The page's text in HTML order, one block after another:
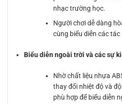
nhạc trường học.
Người chơi dễ dàng
cùng biểu diễn các
Biểu diễn ngoài trời và các sự
Nhờ chất liệu nhựa
thay đổi nhiệt độ và
phù hợp để biểu diễn